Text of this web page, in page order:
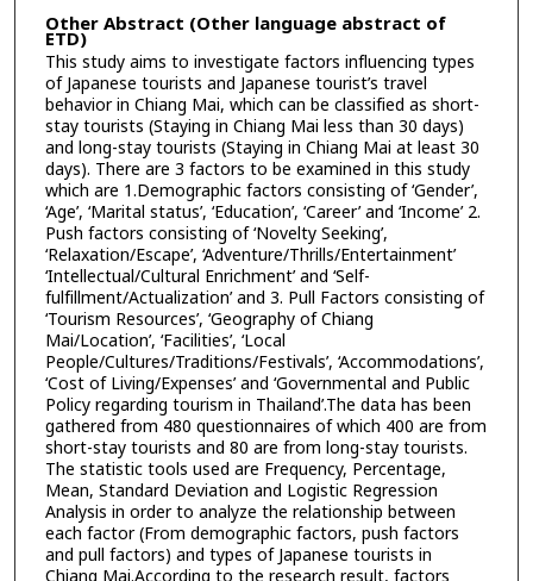
Other Abstract (Other language abstract of
ETD)
This study aims to investigate factors influencing types
of Japanese tourists and Japanese tourist’s travel
behavior in Chiang Mai, which can be classified as short-
stay tourists (Staying in Chiang Mai less than 30 days)
and long-stay tourists (Staying in Chiang Mai at least 30
days). There are 3 factors to be examined in this study
which are 1.Demographic factors consisting of ‘Gender’,
‘Age’, ‘Marital status’, ‘Education’, ‘Career’ and ‘Income’ 2.
Push factors consisting of ‘Novelty Seeking’,
‘Relaxation/Escape’, ‘Adventure/Thrills/Entertainment’
‘Intellectual/Cultural Enrichment’ and ‘Self-
fulfillment/Actualization’ and 3. Pull Factors consisting of
‘Tourism Resources’, ‘Geography of Chiang
Mai/Location’, ‘Facilities’, ‘Local
People/Cultures/Traditions/Festivals’, ‘Accommodations’,
‘Cost of Living/Expenses’ and ‘Governmental and Public
Policy regarding tourism in Thailand’.The data has been
gathered from 480 questionnaires of which 400 are from
short-stay tourists and 80 are from long-stay tourists.
The statistic tools used are Frequency, Percentage,
Mean, Standard Deviation and Logistic Regression
Analysis in order to analyze the relationship between
each factor (From demographic factors, push factors
and pull factors) and types of Japanese tourists in